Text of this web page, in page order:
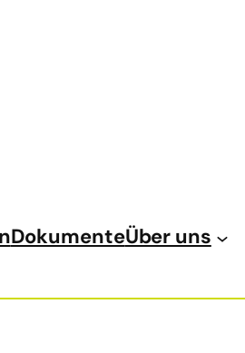
DokumenteÜber uns